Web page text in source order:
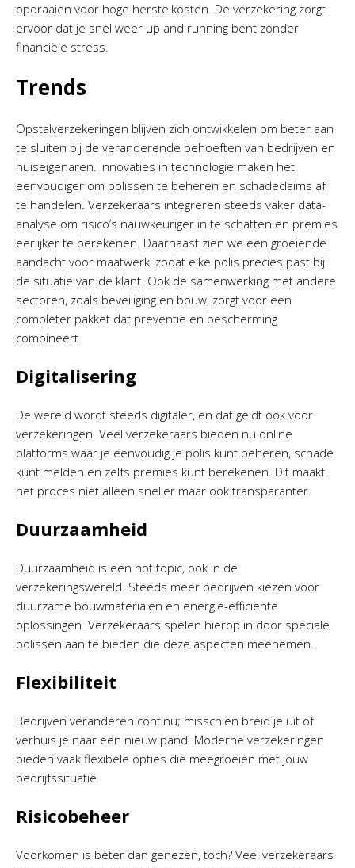
opdraaien voor hoge herstelkosten. De verzekering zorgt
ervoor dat je snel weer up and running bent zonder
financiële stress.
Trends
Opstalverzekeringen blijven zich ontwikkelen om beter aan
te sluiten bij de veranderende behoeften van bedrijven en
huiseigenaren. Innovaties in technologie maken het
eenvoudiger om polissen te beheren en schadeclaims af
te handelen. Verzekeraars integreren steeds vaker data-
analyse om risico’s nauwkeuriger in te schatten en premies
eerlijker te berekenen. Daarnaast zien we een groeiende
aandacht voor maatwerk, zodat elke polis precies past bij
de situatie van de klant. Ook de samenwerking met andere
sectoren, zoals beveiliging en bouw, zorgt voor een
completer pakket dat preventie en bescherming
combineert.
Digitalisering
De wereld wordt steeds digitaler, en dat geldt ook voor
verzekeringen. Veel verzekeraars bieden nu online
platforms waar je eenvoudig je polis kunt beheren, schade
kunt melden en zelfs premies kunt berekenen. Dit maakt
het proces niet alleen sneller maar ook transparanter.
Duurzaamheid
Duurzaamheid is een hot topic, ook in de
verzekeringswereld. Steeds meer bedrijven kiezen voor
duurzame bouwmaterialen en energie-efficiënte
oplossingen. Verzekeraars spelen hierop in door speciale
polissen aan te bieden die deze aspecten meenemen.
Flexibiliteit
Bedrijven veranderen continu; misschien breid je uit of
verhuis je naar een nieuw pand. Moderne verzekeringen
bieden vaak flexibele opties die meegroeien met jouw
bedrijfssituatie.
Risicobeheer
Voorkomen is beter dan genezen, toch? Veel verzekeraars